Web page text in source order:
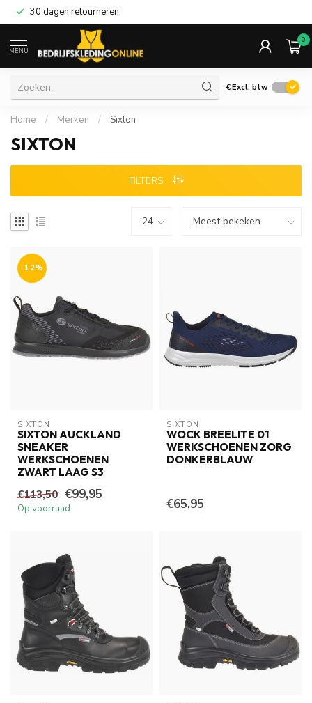
30 dagen retourneren
MENU
0
€Excl. btw
Home / Merken / Sixton
SIXTON
FILTERS
-12%
SIXTON
SIXTON AUCKLAND
SNEAKER
WERKSCHOENEN
ZWART LAAG S3
€113,50 €99,95
Op voorraad
SIXTON
WOCK BREELITE 01
WERKSCHOENEN ZORG
DONKERBLAUW
€65,95